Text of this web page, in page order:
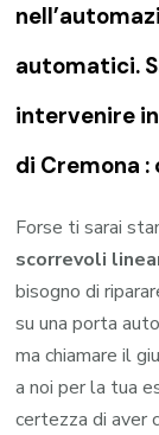
automatici.
intervenire
di Cremona :
Forse ti sarai
scorrevoli
bisogno di
su una porta
ma chiamare il
a noi per la tua
certezza di aver